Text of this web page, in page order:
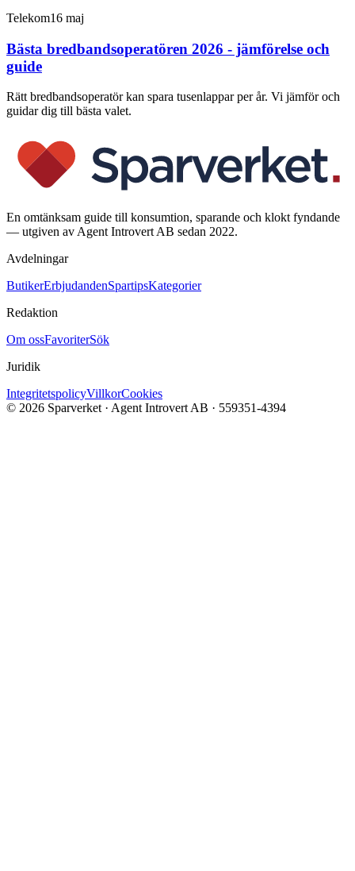
Telekom16 maj
Bästa bredbandsoperatören 2026 - jämförelse och
guide
Rätt bredbandsoperatör kan spara tusenlappar per år. Vi jämför och
guidar dig till bästa valet.
En omtänksam guide till konsumtion, sparande och klokt fyndande
— utgiven av Agent Introvert AB sedan 2022.
Avdelningar
ButikerErbjudandenSpartipsKategorier
Redaktion
Om ossFavoriterSök
Juridik
IntegritetspolicyVillkorCookies
© 2026 Sparverket · Agent Introvert AB · 559351-4394